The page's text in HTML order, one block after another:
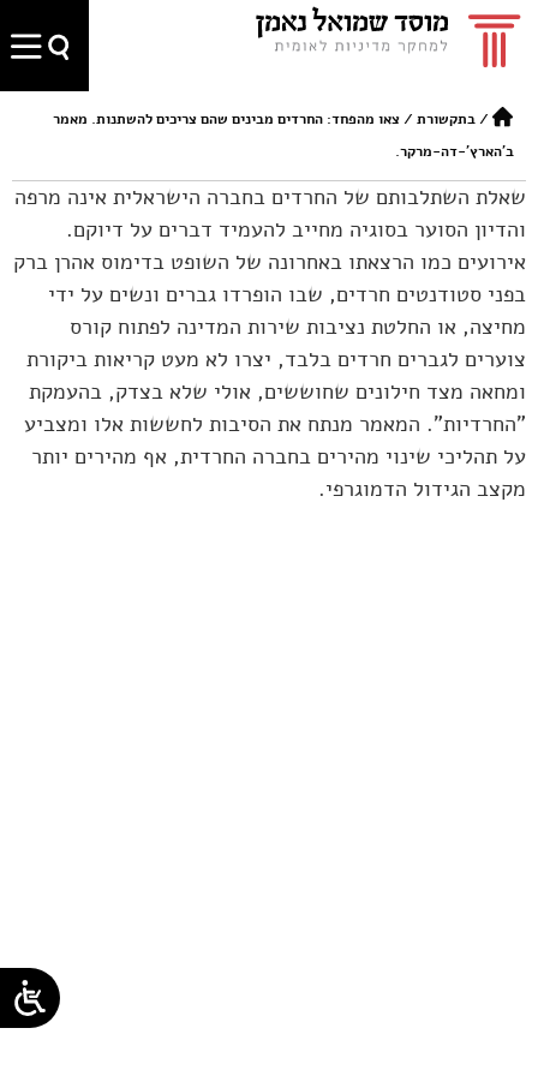
/בתקשורת /צאו מהפחד: החרדים מבינים שהם צריכים להשתנות. מאמר
ב'הארץ'-דה-מרקר.
שאלת השתלבותם של החרדים בחברה הישראלית אינה מרפה
והדיון הסוער בסוגיה מחייב להעמיד דברים על דיוקם.
אירועים כמו הרצאתו באחרונה של השופט בדימוס אהרן ברק
בפני סטודנטים חרדים, שבו הופרדו גברים ונשים על ידי
מחיצה, או החלטת נציבות שירות המדינה לפתוח קורס
צוערים לגברים חרדים בלבד, יצרו לא מעט קריאות ביקורת
ומחאה מצד חילונים שחוששים, אולי שלא בצדק, בהעמקת
"החרדיות". המאמר מנתח את הסיבות לחששות אלו ומצביע
על תהליכי שינוי מהירים בחברה החרדית, אף מהירים יותר
מקצב הגידול הדמוגרפי.